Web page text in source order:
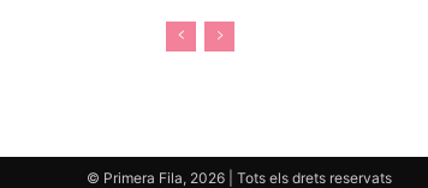
© Primera Fila, 2026 | Tots els drets reservats